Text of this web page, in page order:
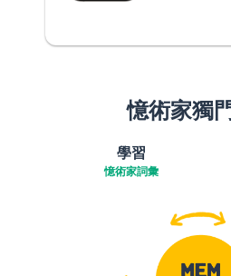
憶術家獨
學習
憶術家詞彙